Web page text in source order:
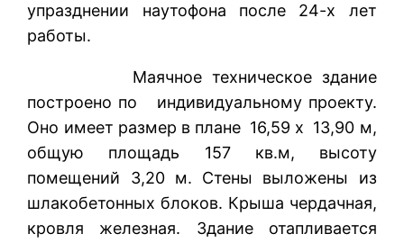
упразднении наутофона после 24-х лет
работы.
Маячное техническое здание
построено по индивидуальному проекту.
Оно имеет размер в плане 16,59 х 13,90 м,
общую площадь 157 кв.м, высоту
помещений 3,20 м. Стены выложены из
шлакобетонных блоков. Крыша чердачная,
кровля железная. Здание отапливается